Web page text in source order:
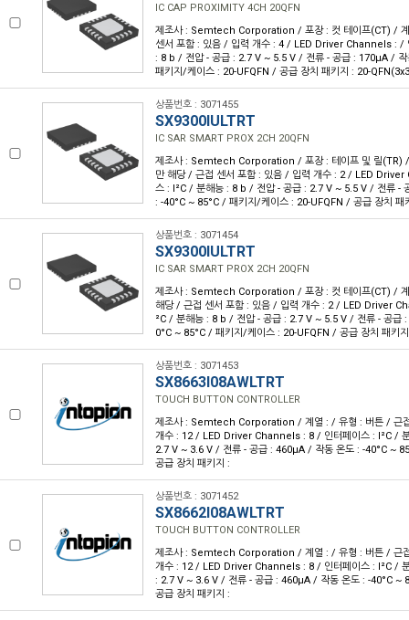
IC CAP PROXIMITY 4CH 20QFN
제조사 : Semtech Corporation / 포장 : 컷 테이프(CT) /
센서 포함 : 있음 / 입력 개수 : 4 / LED Driver Channels : /
: 8 b / 전압 - 공급 : 2.7 V ~ 5.5 V / 전류 - 공급 : 170µA / 작
패키지/케이스 : 20-UFQFN / 공급 장치 패키지 : 20-
상품번호 : 3071455
SX9300IULTRT
IC SAR SMART PROX 2CH 20QFN
제조사 : Semtech Corporation / 포장 : 테이프 및 릴(TR) /
만 해당 / 근접 센서 포함 : 있음 / 입력 개수 : 2 / LED
스 : I²C / 분해능 : 8 b / 전압 - 공급 : 2.7 V ~ 5.5 V / 전류 -
: -40°C ~ 85°C / 패키지/케이스 : 20-UFQFN / 공급 장치 패
상품번호 : 3071454
SX9300IULTRT
IC SAR SMART PROX 2CH 20QFN
제조사 : Semtech Corporation / 포장 : 컷 테이프(CT) / 계
해당 / 근접 센서 포함 : 있음 / 입력 개수 : 2 / LED Driver
²C / 분해능 : 8 b / 전압 - 공급 : 2.7 V ~ 5.5 V / 전류 - 공급
0°C ~ 85°C / 패키지/케이스 : 20-UFQFN / 공급 장치 패키
상품번호 : 3071453
SX8663I08AWLTRT
TOUCH BUTTON CONTROLLER
제조사 : Semtech Corporation / 계열 : / 유형 : 버튼 / 근
개수 : 12 / LED Driver Channels : 8 / 인터페이스 : I²C /
2.7 V ~ 3.6 V / 전류 - 공급 : 460µA / 작동 온도 : -40°C ~
공급 장치 패키지 :
상품번호 : 3071452
SX8662I08AWLTRT
TOUCH BUTTON CONTROLLER
제조사 : Semtech Corporation / 계열 : / 유형 : 버튼 / 근
개수 : 12 / LED Driver Channels : 8 / 인터페이스 : I²C /
: 2.7 V ~ 3.6 V / 전류 - 공급 : 460µA / 작동 온도 : -40°C ~
공급 장치 패키지 :